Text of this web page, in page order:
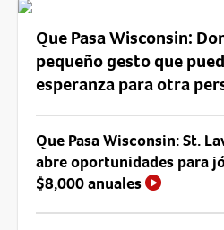
Que Pasa Wisconsin:
pequeño gesto que
esperanza para otra
Que Pasa Wisconsin: St.
abre oportunidades para
$8,000 anuales